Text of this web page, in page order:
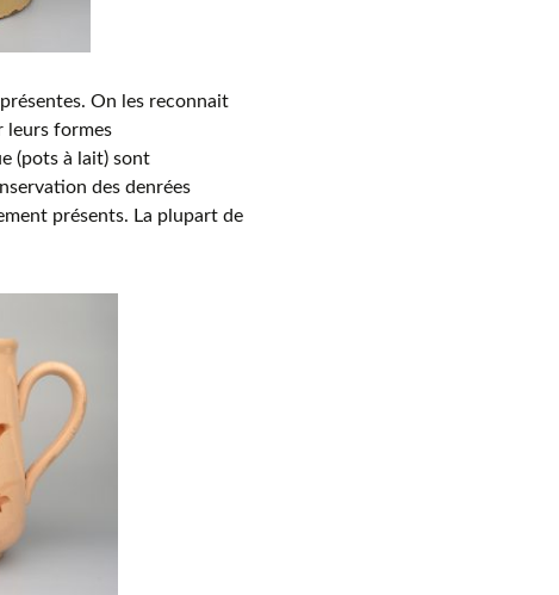
On les reconnait
leurs formes
(pots à lait) sont
des denrées
présents. La plupart de